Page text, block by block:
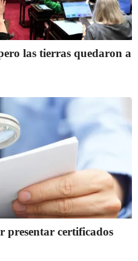
las tierras quedaron a
presentar certificados